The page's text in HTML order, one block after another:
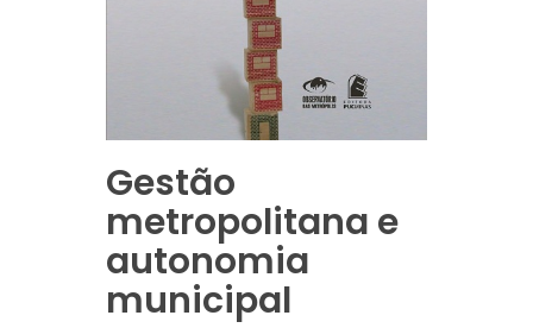
Gestão
metropolitana e
autonomia
municipal